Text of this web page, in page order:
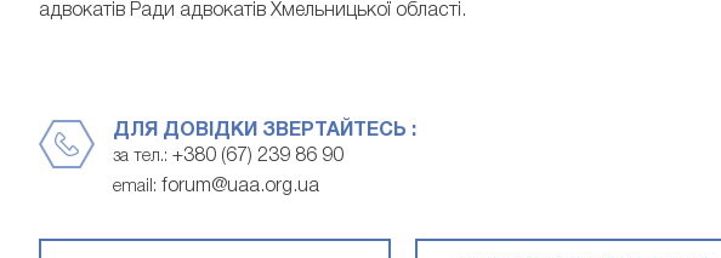
адвокатів Ради адвокатів Хмельницької області.
ДЛЯ ДОВІДКИ ЗВЕРТАЙТЕСЬ :
за тел.: +380 (67) 239 86 90
email: forum@uaa.org.ua